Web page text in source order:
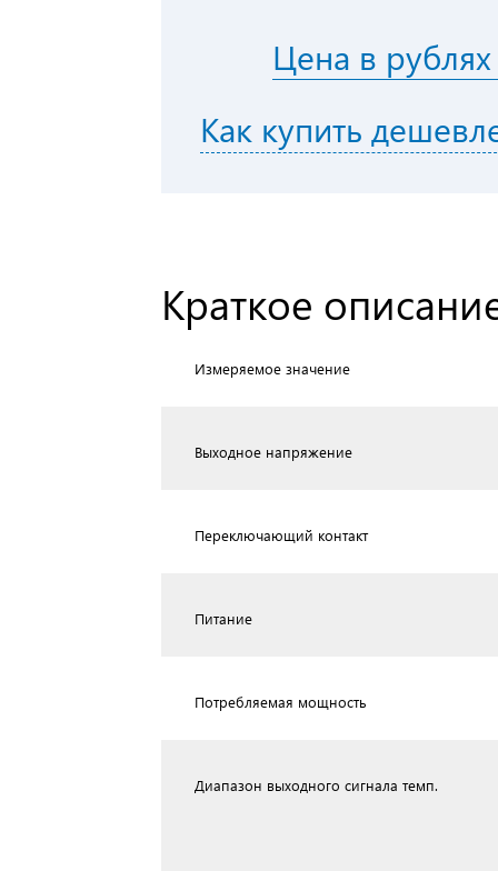
Цена в
Как купить
Краткое
Измеряемое значение
Выходное напряжение
Переключающий контакт
Питание
Потребляемая мощность
Диапазон выходного сигнала темп.